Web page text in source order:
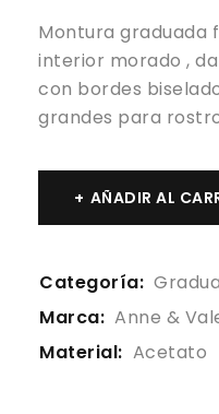
Montura graduada
interior morado ,
con bordes
grandes para
AÑADIR AL
Categoría:
Marca: Anne &
Material: Acetato